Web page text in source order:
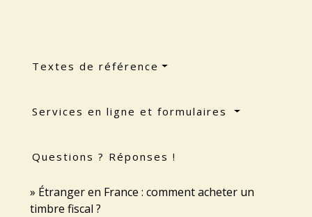
Textes de référence
Services en ligne et formulaires
Questions ? Réponses !
Étranger en France : comment acheter un
timbre fiscal ?